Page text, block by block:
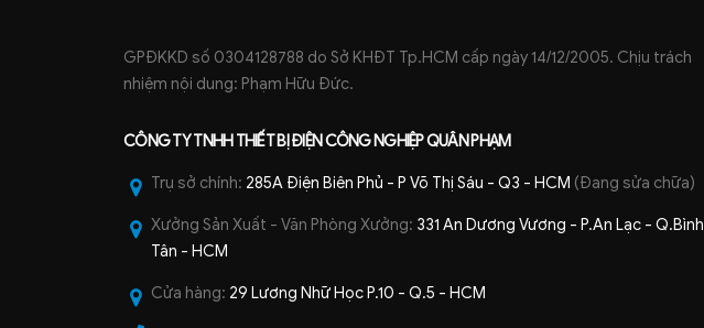
GPĐKKD số 0304128788 do Sở KHĐT Tp.HCM cấp ngày 14/12/2005. Chịu trách
nhiệm nội dung: Phạm Hữu Đức.
CÔNG TY TNHH THIẾT BỊ ĐIỆN CÔNG NGHIỆPQUÂN PHẠM
Trụ sở chính: 285A Điện Biên Phủ - P Võ Thị Sáu - Q3 - HCM (Đang sửa chữa)
Xưởng Sản Xuất - Văn Phòng Xưởng: 331 An Dương Vương - P.An Lạc - Q.Bình
Tân - HCM
Cửa hàng: 29 Lương Nhữ Học P.10 - Q.5 - HCM